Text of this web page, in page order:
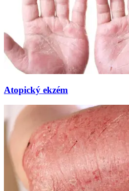
Atopický ekzém